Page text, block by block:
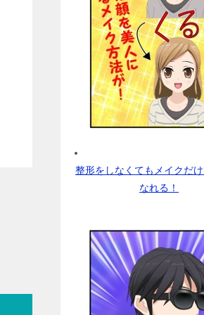
整形をしなくてもメイクだけ
なれる！